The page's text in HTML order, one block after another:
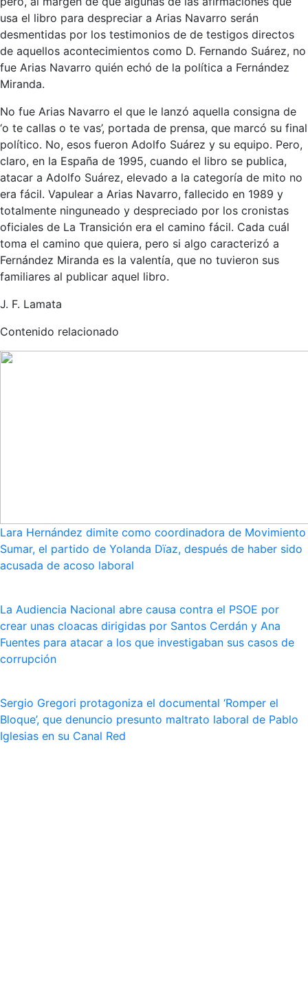
usa el libro para despreciar a Arias Navarro serán
desmentidas por los testimonios de de testigos directos
de aquellos acontecimientos como D. Fernando Suárez, no
fue Arias Navarro quién echó de la política a Fernández
Miranda.
No fue Arias Navarro el que le lanzó aquella consigna de
‘o te callas o te vas’, portada de prensa, que marcó su final
político. No, esos fueron Adolfo Suárez y su equipo. Pero,
claro, en la España de 1995, cuando el libro se publica,
atacar a Adolfo Suárez, elevado a la categoría de mito no
era fácil. Vapulear a Arias Navarro, fallecido en 1989 y
totalmente ninguneado y despreciado por los cronistas
oficiales de La Transición era el camino fácil. Cada cuál
toma el camino que quiera, pero si algo caracterizó a
Fernández Miranda es la valentía, que no tuvieron sus
familiares al publicar aquel libro.
J. F. Lamata
Contenido relacionado
Lara Hernández dimite como coordinadora de Movimiento
Sumar, el partido de Yolanda Dïaz, después de haber sido
acusada de acoso laboral
La Audiencia Nacional abre causa contra el PSOE por
crear unas cloacas dirigidas por Santos Cerdán y Ana
Fuentes para atacar a los que investigaban sus casos de
corrupción
Sergio Gregori protagoniza el documental ‘Romper el
Bloque’, que denuncio presunto maltrato laboral de Pablo
Iglesias en su Canal Red